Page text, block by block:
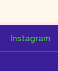
Instagram